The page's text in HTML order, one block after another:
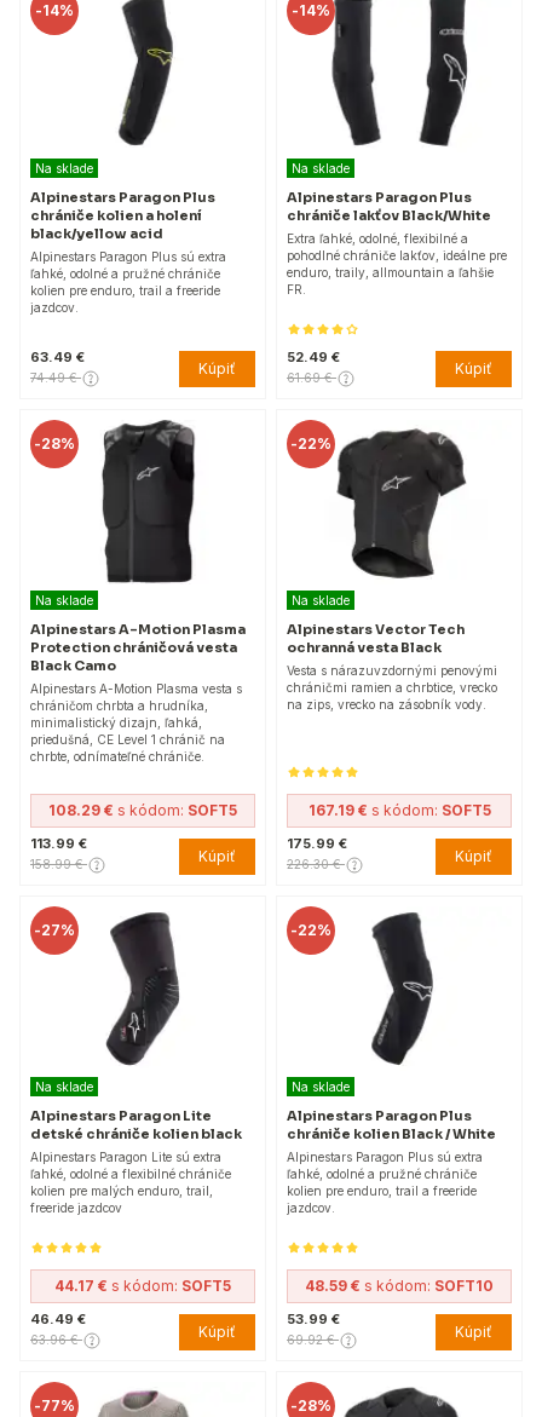
-14%
Na sklade
Alpinestars Paragon Plus
chrániče kolien a holení
black/yellow acid
Alpinestars Paragon Plus sú extra
ľahké, odolné a pružné chrániče
kolien pre enduro, trail a freeride
jazdcov.
63.49 €
74.49 € Kúpiť
-14%
Na sklade
Alpinestars Paragon Plus
chrániče lakťov Black/White
Extra ľahké, odolné, flexibilné a
pohodlné chrániče lakťov, ideálne pre
enduro, traily, allmountain a ľahšie
FR.
52.49 €
61.69 € Kúpiť
-28%
Na sklade
Alpinestars A-Motion Plasma
Protection chráničová vesta
Black Camo
Alpinestars A-Motion Plasma vesta s
chráničom chrbta a hrudníka,
minimalistický dizajn, ľahká,
priedušná, CE Level 1 chránič na
chrbte, odnímateľné chrániče.
108.29 € s kódom: SOFT5
113.99 €
158.99 € Kúpiť
-22%
Na sklade
Alpinestars Vector Tech
ochranná vesta Black
Vesta s nárazuvzdornými penovými
chráničmi ramien a chrbtice, vrecko
na zips, vrecko na zásobník vody.
167.19 € s kódom: SOFT5
175.99 €
226.30 € Kúpiť
-27%
Na sklade
Alpinestars Paragon Lite
detské chrániče kolien black
Alpinestars Paragon Lite sú extra
ľahké, odolné a flexibilné chrániče
kolien pre malých enduro, trail,
freeride jazdcov
44.17 € s kódom: SOFT5
46.49 €
63.96 € Kúpiť
-22%
Na sklade
Alpinestars Paragon Plus
chrániče kolien Black / White
Alpinestars Paragon Plus sú extra
ľahké, odolné a pružné chrániče
kolien pre enduro, trail a freeride
jazdcov.
48.59 € s kódom: SOFT10
53.99 €
69.92 € Kúpiť
-77% -28%